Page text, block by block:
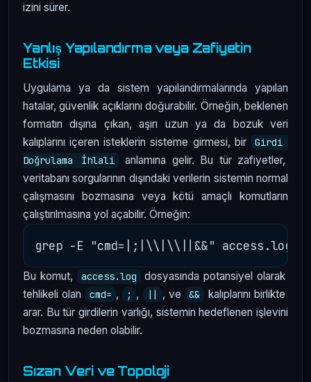
izini sürer.
Yanlış Yapılandırma veya Zafiyetin
Etkisi
Uygulama ya da sistem yapılandırmalarında yapılan
hatalar, güvenlik açıklarını doğurabilir. Örneğin, beklenen
formatın dışına çıkan, aşırı uzun ya da bozuk veri
kalıplarını içeren isteklerin sisteme girmesi, bir
Girdi
Doğrulama İhlali
anlamına gelir. Bu tür zafiyetler,
veritabanı sorgularının dışındaki verilerin sistemin normal
çalışmasını bozmasına veya kötü amaçlı komutların
çalıştırılmasına yol açabilir. Örneğin:
Bu komut, access.log
dosyasında potansiyel olarak
tehlikeli olan
cmd= , ; , || , ve &&
kalıplarını birlikte
arar. Bu tür girdilerin varlığı, sistemin hedeflenen işlevini
bozmasına neden olabilir.
Sızan Veri ve Topoloji